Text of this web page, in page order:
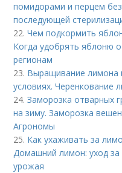
помидорами и перцем
последующей
22.Чем подкормить
Когда удобрять яблоню
регионам
23. Выращивание лимона
условиях. Черенкование
24.Заморозка отварных
на зиму. Заморозка
Агрономы
25. Как ухаживать за
Домашний лимон: уход за
урожая